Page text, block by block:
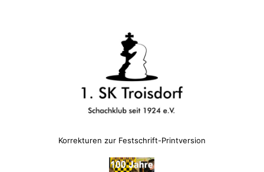
Korrekturen zur Festschrift-Printversion